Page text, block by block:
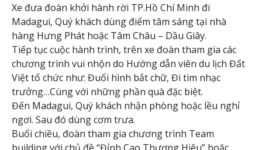
Xe đưa đoàn khởi hành rời TP.Hồ Chí Minh đi
Madagui, Quý khách dùng điểm tâm sáng tại nhà
hàng Hưng Phát hoặc Tâm Châu – Dầu Giây.
Tiếp tục cuộc hành trình, trên xe đoàn tham gia các
chương trình vui nhộn do Hướng dẫn viên du lịch Đất
Việt tổ chức như: Đuổi hình bắt chữ, Đi tìm nhạc
trưởng…Cùng với những phần quà đặc biệt.
Đến Madagui, Quý khách nhận phòng hoặc lều nghỉ
ngơi. Sau đó dùng cơm trưa.
Buổi chiều, đoàn tham gia chương trình Team